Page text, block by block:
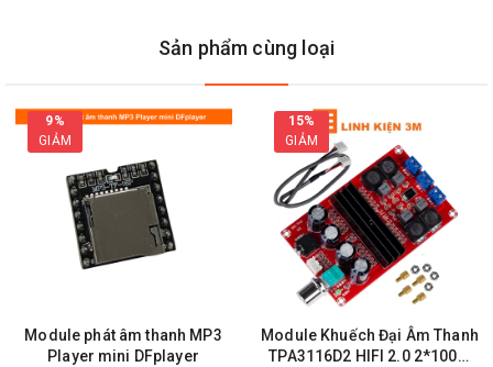
Sản phẩm cùng loại
9%
GIẢM
Module phát âm thanh MP3
Player mini DFplayer
15%
GIẢM
Module Khuếch Đại Âm Thanh
TPA3116D2 HIFI 2.0 2*100W